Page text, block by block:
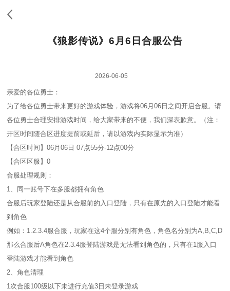
《狼影传说》6月6日合服公告
2026-06-05
亲爱的各位勇士：
为了给各位勇士带来更好的游戏体验，游戏将06月06日之间开启合服。请
各位勇士合理安排游戏时间，给大家带来的不便，我们深表歉意。（注：
开区时间随合区进度提前或延后，请以游戏内实际显示为准）
【合区时间】06月06日 07点55分-12点00分
【合区区服】0
合服处理规则：
1、同一账号下在多服都拥有角色
合服后玩家登陆还是从合服前的入口登陆，只有在原先的入口登陆才能看
到角色
例如：1.2.3.4服合服，玩家在这4个服分别有角色，角色名分别为A,B,C,D
那么合服后A角色在2.3.4服登陆游戏是无法看到角色的，只有在1服入口
登陆游戏才能看到角色
2、角色清理
1次合服100级以下未进行充值3日未登录游戏